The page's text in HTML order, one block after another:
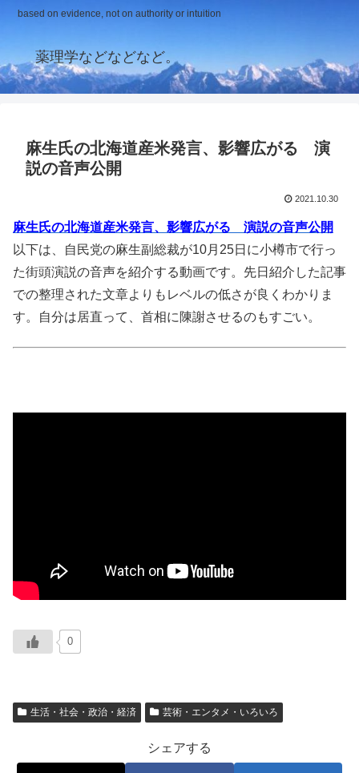
based on evidence, not on authority or intuition
薬理学などなどなど。
麻生氏の北海道産米発言、影響広がる 演
説の音声公開
2021.10.30
麻生氏の北海道産米発言、影響広がる 演説の音声公開
以下は、自民党の麻生副総裁が10月25日に小樽市で行っ
た街頭演説の音声を紹介する動画です。先日紹介した記事
での整理された文章よりもレベルの低さが良くわかりま
す。自分は居直って、首相に陳謝させるのもすごい。
0
生活・社会・政治・経済 芸術・エンタメ・いろいろ
シェアする